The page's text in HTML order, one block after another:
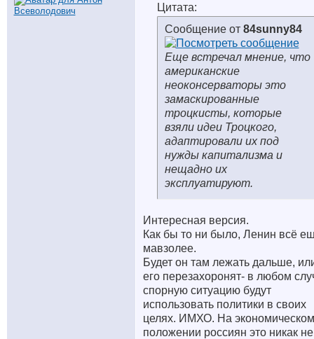
Цитата:
Сообщение от 84sunny84
Еще встречал мнение, что
американские
неоконсерваторы это
замаскированные
троцкисты, которые
взяли идеи Троцкого,
адаптировали их под
нужды капитализма и
нещадно их
эксплуатируют.
Интересная версия.
Как бы то ни было, Ленин всё
мавзолее.
Будет он там лежать дальше,
его перезахоронят- в любом
спорную ситуацию будут
использовать политики в своих
целях. ИМХО. На экономическом
положении россиян это никак не